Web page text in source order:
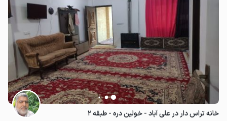
خانه تراس دار در علی آباد - خولین دره - طبقه ۲